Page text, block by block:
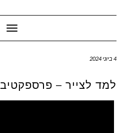
4 ביוני 2024
למד לצייר –